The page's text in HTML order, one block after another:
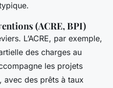
(ACRE, BPI)
L’ACRE, par exemple,
des charges au
les projets
avec des prêts à taux